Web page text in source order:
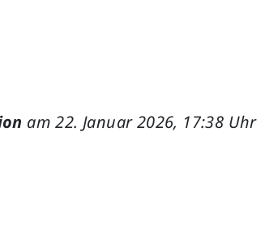
am 22. Januar 2026, 17:38 Uhr